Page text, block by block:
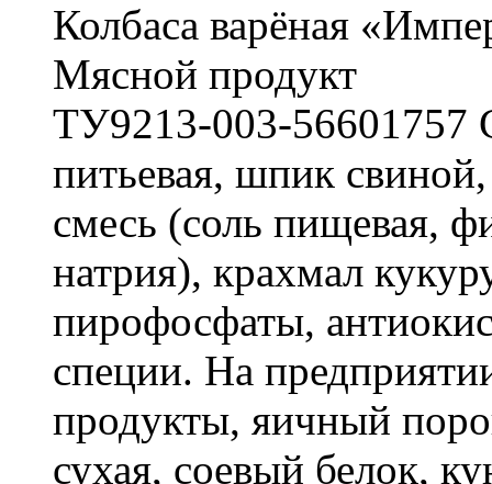
Колбаса варёная
Мясной продукт
ТУ9213-003-56601757
питьевая, шпик
смесь (соль пищевая,
натрия), крахмал
пирофосфаты,
специи. На
продукты, яичный
сухая, соевый белок,